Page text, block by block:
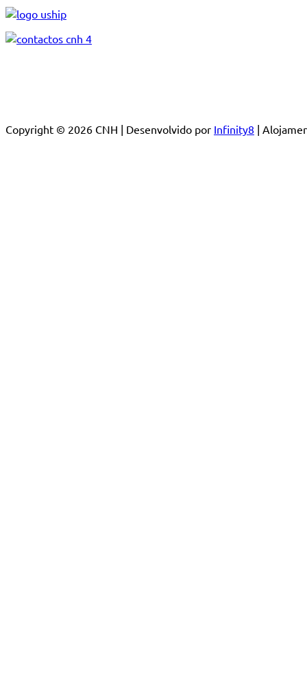
Copyright © 2026 CNH | Desenvolvido por Infinity8 |